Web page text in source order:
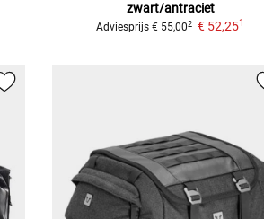
zwart/antraciet
Adviesprijs € 55,002 € 52,251